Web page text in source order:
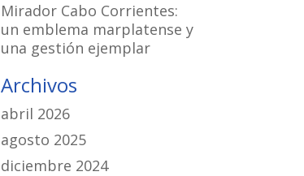
Mirador Cabo Corrientes:
un emblema marplatense y
una gestión ejemplar
Archivos
abril 2026
agosto 2025
diciembre 2024